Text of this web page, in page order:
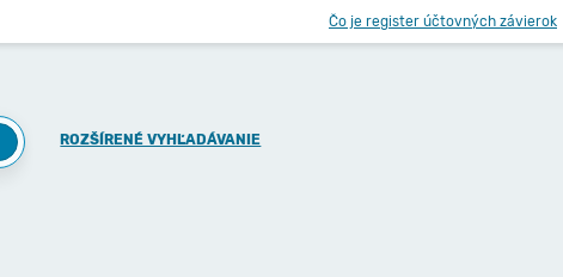
Čo je register účtovných závierok
ROZŠÍRENÉ VYHĽADÁVANIE